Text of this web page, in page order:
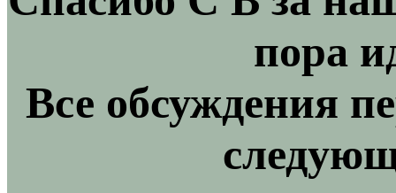
пора
Все обсуждения